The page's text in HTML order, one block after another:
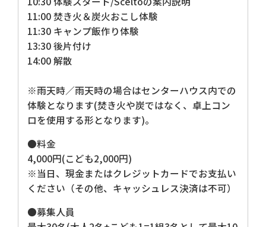
11:00 焚き火＆炭火おこし体験
11:30 キャンプ飯作り体験
13:30 後片付け
14:00 解散
※雨天時／雨天時の場合はセンターハウス内での
体験となります(焚き火や炭ではなく、卓上コン
ロを使用する形となります)。
●料金
4,000円(こども2,000円)
※当日、現金またはクレジットカードでお支払い
ください（その他、キャッシュレス決済は不可）
●募集人員